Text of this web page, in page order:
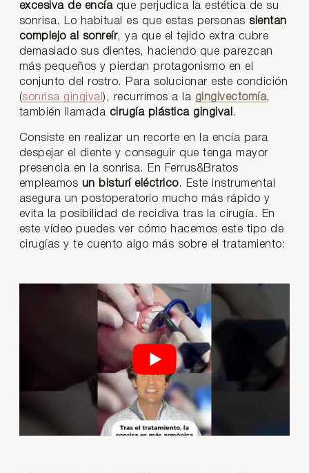
excesiva de encíaque perjudica la estética de su
sonrisa. Lo habitual es que estas personas sientan
complejo al sonreír, ya que el tejido extra cubre
demasiado sus dientes, haciendo que parezcan
más pequeños y pierdan protagonismo en el
conjunto del rostro. Para solucionar este condición
(sonrisa gingival ), recurrimos a la gingivectomía,
también llamada cirugía plástica gingival .
Consiste en realizar un recorte en la encía para
despejar el diente y conseguir que tenga mayor
presencia en la sonrisa. En Ferrus&Bratos
empleamos un bisturí eléctrico. Este instrumental
asegura un postoperatorio mucho más rápido y
evita la posibilidad de recidiva tras la cirugía. En
este vídeo puedes ver cómo hacemos este tipo de
cirugías y te cuento algo más sobre el tratamiento: